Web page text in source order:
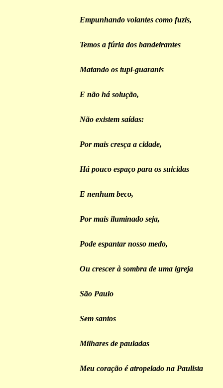
Empunhando volantes como fuzis,
Temos a fúria dos bandeirantes
Matando os tupi-guaranis
E não há solução,
Não existem saídas:
Por mais cresça a cidade,
Há pouco espaço para os suicidas
E nenhum beco,
Por mais iluminado seja,
Pode espantar nosso medo,
Ou crescer à sombra de uma igreja
São Paulo
Sem santos
Milhares de pauladas
Meu coração é atropelado na Paulista